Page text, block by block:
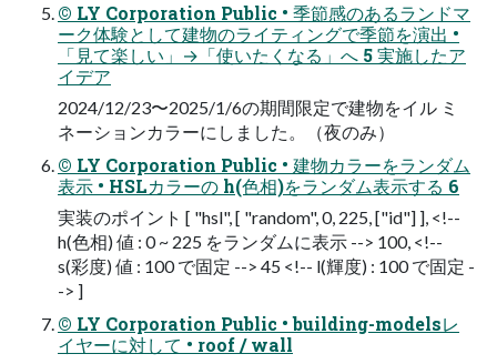
© LY Corporation Public • 季節感のあるランドマ
ーク体験として建物のライティングで季節を演出 •
「⾒て楽しい」→「使いたくなる」へ 5 実施したア
イデア
2024/12/23〜2025/1/6の期間限定で建物をイル ミ
ネーションカラーにしました。（夜のみ）
© LY Corporation Public • 建物カラーをランダム
表⽰ • HSLカラーの h(⾊相)をランダム表⽰する 6
実装のポイント [ "hsl", [ "random", 0, 225, ["id"] ], <!--
h(⾊相) 値 : 0 ~ 225 をランダムに表⽰ --> 100, <!--
s(彩度) 値 : 100 で固定 --> 45 <!-- l(輝度) : 100 で固定 -
-> ]
© LY Corporation Public • building-modelsレ
イヤーに対して • roof / wall